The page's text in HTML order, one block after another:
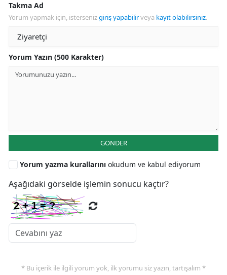
Takma Ad
Yorum yapmak için, istersenizgiriş yapabilirveya kayıt olabilirsiniz.
Yorum Yazın (500 Karakter)
GÖNDER
Yorum yazma kurallarını okudum ve kabul ediyorum
Aşağıdaki görselde işlemin sonucu kaçtır?
* Bu içerik ile ilgili yorum yok, ilk yorumu siz yazın, tartışalım *